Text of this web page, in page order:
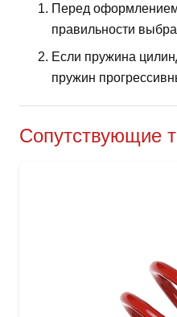
Перед оформлением
правильности
Если пружина
пружин
Сопутствующие